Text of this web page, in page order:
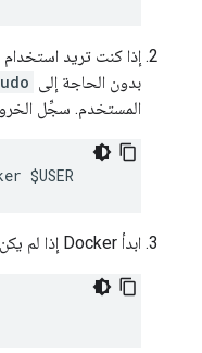
بدون الحاجة إلى
المستخدم. سجِّل
$USER
ابدأ Docker إذا لم يكن قيد التشغيل: